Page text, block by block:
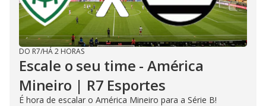
DO R7/HÁ 2 HORAS
Escale o seu time - América
Mineiro | R7 Esportes
É hora de escalar o América Mineiro para a Série B!